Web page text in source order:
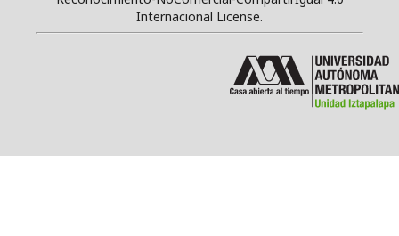
Internacional License.